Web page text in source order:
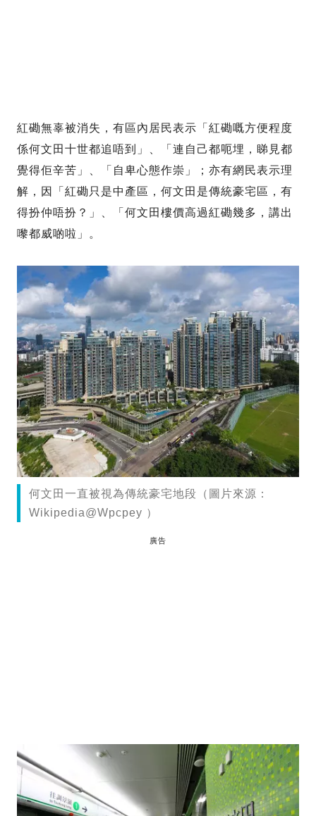
紅磡無辜被消失，有區內居民表示「紅磡嘅方便程度
係何文田十世都追唔到」、「連自己都呃埋，睇見都
覺得佢辛苦」、「自卑心態作崇」；亦有網民表示理
解，因「紅磡只是中產區，何文田是傳統豪宅區，有
得扮仲唔扮？」、「何文田樓價高過紅磡幾多，講出
嚟都威啲啦」。
何文田一直被視為傳統豪宅地段（圖片來源：
Wikipedia@Wpcpey ）
廣告